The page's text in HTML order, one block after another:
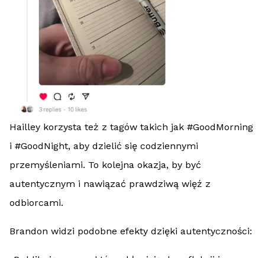
Hailley korzysta też z tagów takich jak #GoodMorning
i #GoodNight, aby dzielić się codziennymi
przemyśleniami. To kolejna okazja, by być
autentycznym i nawiązać prawdziwą więź z
odbiorcami.
Brandon widzi podobne efekty dzięki autentyczności: